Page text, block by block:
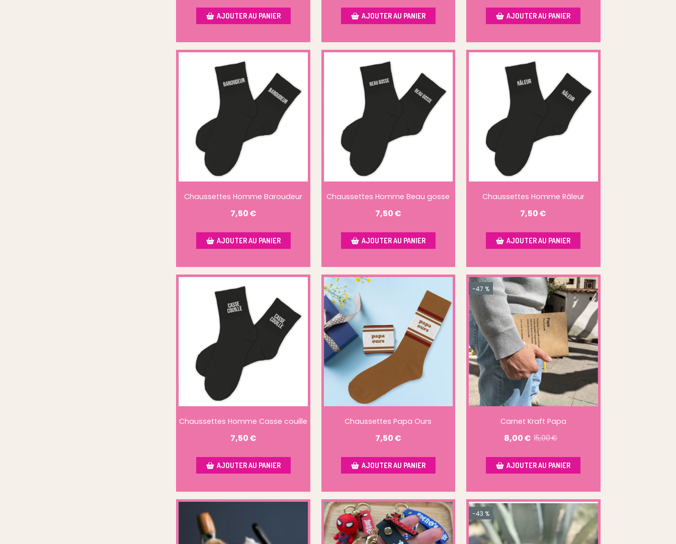
AJOUTER AU PANIER AJOUTER AU PANIER AJOUTER AU PANIER
Chaussettes Homme Baroudeur
7,50€
AJOUTER AU PANIER
Chaussettes Homme Beau gosse
7,50€
AJOUTER AU PANIER
Chaussettes Homme Râleur
7,50€
AJOUTER AU PANIER
Chaussettes Homme Casse couille
7,50€
AJOUTER AU PANIER
Chaussettes Papa Ours
7,50€
AJOUTER AU PANIER
-47 %
Carnet Kraft Papa
8,00€ 15,00€
AJOUTER AU PANIER
-43 %